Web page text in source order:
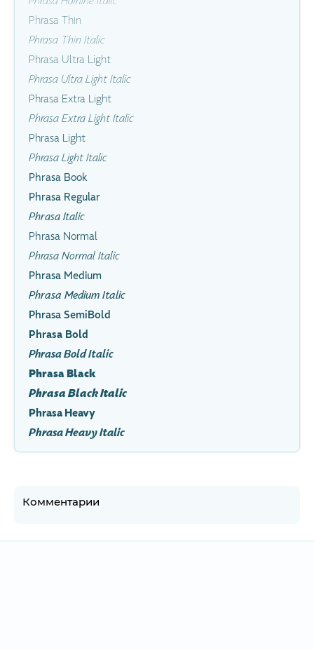
Phrasa Thin
Phrasa Thin Italic
Phrasa Ultra Light
Phrasa Ultra Light Italic
Phrasa Extra Light
Phrasa Extra Light Italic
Phrasa Light
Phrasa Light Italic
Phrasa Book
Phrasa Regular
Phrasa Italic
Phrasa Normal
Phrasa Normal Italic
Phrasa Medium
Phrasa Medium Italic
Phrasa SemiBold
Phrasa Bold
Phrasa Bold Italic
Phrasa Black
Phrasa Black Italic
Phrasa Heavy
Phrasa Heavy Italic
Комментарии